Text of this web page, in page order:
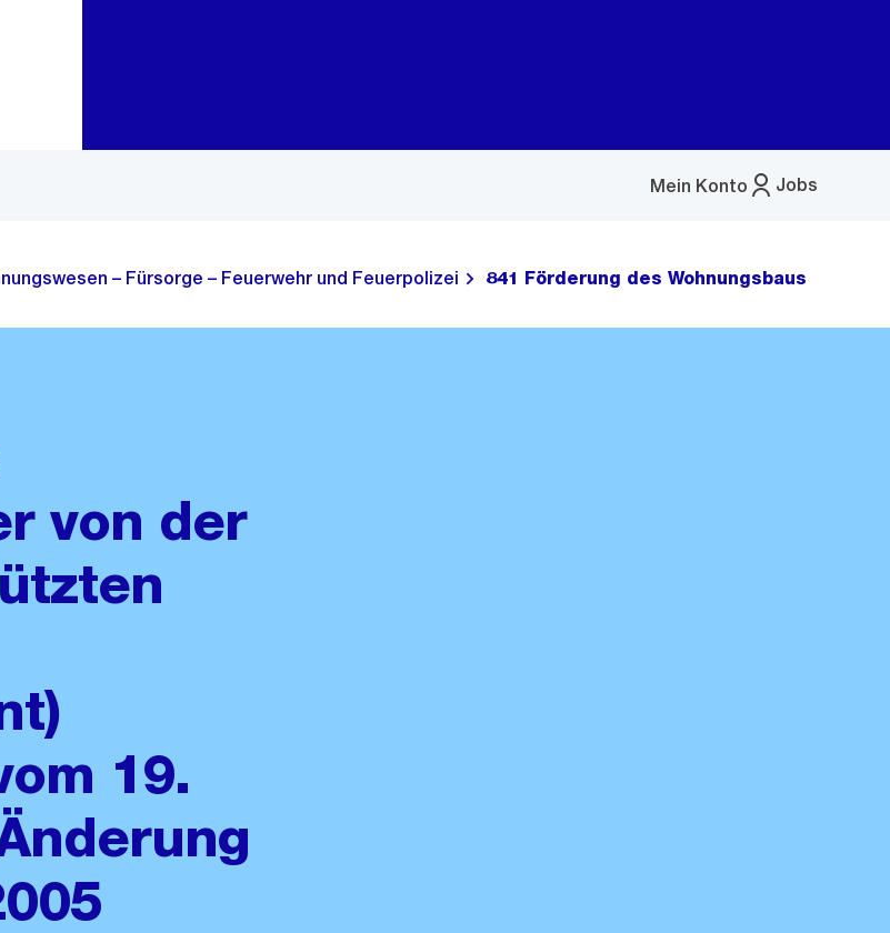
Jobs
Mein Konto
Menü
– Fürsorge – Feuerwehr und Feuerpolizei 841 Förderung des Wohnungsbaus
von der
19.